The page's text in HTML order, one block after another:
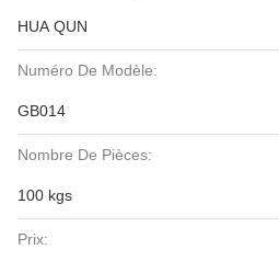
HUA QUN
Numéro De Modèle:
GB014
Nombre De Pièces:
100 kgs
Prix: